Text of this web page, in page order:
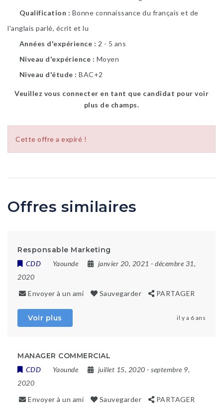
Qualification
Bonne connaissance du français et de
l'anglais parlé, écrit et lu
Années d'expérience
2 - 5 ans
Niveau d'expérience
Moyen
Niveau d'étude
BAC+2
Veuillez vous connecter en tant que candidat pour voir
plus de champs.
Cette offre a expiré !
Offres similaires
Responsable Marketing
CDD Yaounde janvier 20, 2021 - décembre 31,
2020
Envoyer à un ami
Sauvegarder PARTAGER
Voir plus il y a 6 ans
MANAGER COMMERCIAL
CDD Yaounde juillet 15, 2020 - septembre 9,
2020
Envoyer à un ami
Sauvegarder PARTAGER